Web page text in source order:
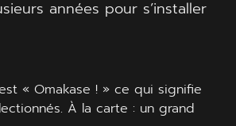
années pour s’installer
« Omakase ! » ce qui signifie
À la carte : un grand